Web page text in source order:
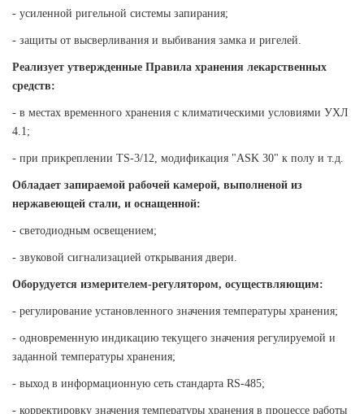
- усиленной ригельной системы запирания;
- защиты от высверливания и выбивания замка и ригелей.
Реализует утвержденные Правила хранения лекарственных
средств:
- в местах временного хранения с климатическими условиями УХЛ
4.1;
- при прикреплении TS-3/12, модификация "ASK 30" к полу и т.д.
Обладает запираемой рабочей камерой, выполненой из
нержавеющей стали, и оснащенной:
- светодиодным освещением;
- звуковой сигнализацией открывания двери.
Оборудуется измерителем-регулятором, осуществляющим:
- регулирование установленного значения температуры хранения;
- одновременную индикацию текущего значения регулируемой и
заданной температуры хранения;
- выход в информационную сеть стандарта RS-485;
- корректировку значения температуры хранения в процессе работы